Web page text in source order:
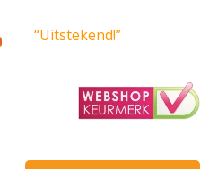
“Uitstekend!”